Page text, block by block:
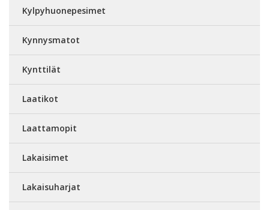
Kylpyhuonepesimet
Kynnysmatot
Kynttilät
Laatikot
Laattamopit
Lakaisimet
Lakaisuharjat